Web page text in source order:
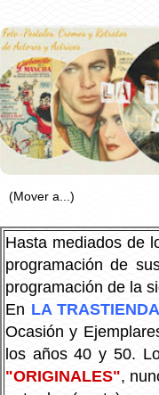
Hasta mediados de
programación de
programación de la
En LA
Ocasión y
los años 40 y 50.
"ORIGINALES",